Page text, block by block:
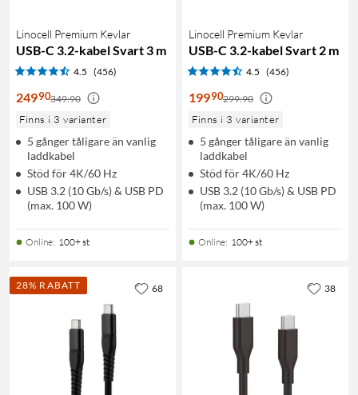
Linocell Premium Kevlar
USB-C 3.2-kabel Svart 3 m
4.5 (456)
24990349:90
Finns i 3 varianter
5 gånger tåligare än vanlig
laddkabel
Stöd för 4K/60 Hz
USB 3.2 (10 Gb/s) & USB PD
(max. 100 W)
Online: 100+ st
Linocell Premium Kevlar
USB-C 3.2-kabel Svart 2 m
4.5 (456)
19990299:90
Finns i 3 varianter
5 gånger tåligare än vanlig
laddkabel
Stöd för 4K/60 Hz
USB 3.2 (10 Gb/s) & USB PD
(max. 100 W)
Online: 100+ st
28% RABATT 68 38